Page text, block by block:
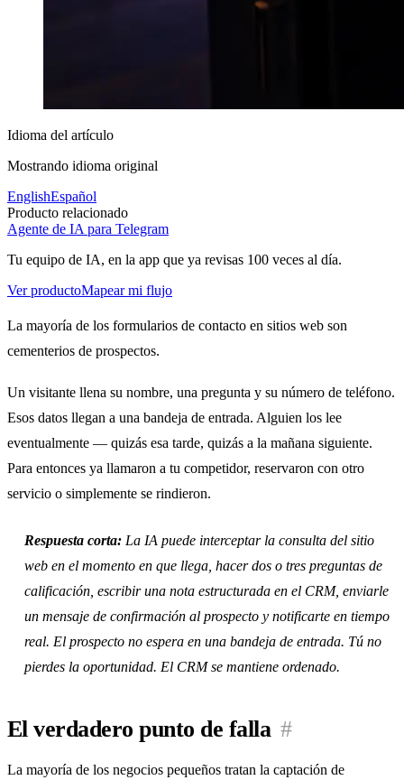
Idioma del artículo
Mostrando idioma original
EnglishEspañol
Producto relacionado
Agente de IA para Telegram
Tu equipo de IA, en la app que ya revisas 100 veces al día.
Ver productoMapear mi flujo
La mayoría de los formularios de contacto en sitios web son
cementerios de prospectos.
Un visitante llena su nombre, una pregunta y su número de teléfono.
Esos datos llegan a una bandeja de entrada. Alguien los lee
eventualmente — quizás esa tarde, quizás a la mañana siguiente.
Para entonces ya llamaron a tu competidor, reservaron con otro
servicio o simplemente se rindieron.
Respuesta corta: La IA puede interceptar la consulta del sitio
web en el momento en que llega, hacer dos o tres preguntas de
calificación, escribir una nota estructurada en el CRM, enviarle
un mensaje de confirmación al prospecto y notificarte en tiempo
real. El prospecto no espera en una bandeja de entrada. Tú no
pierdes la oportunidad. El CRM se mantiene ordenado.
El verdadero punto de falla #
La mayoría de los negocios pequeños tratan la captación de